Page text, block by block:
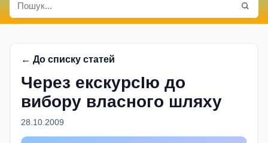
← До списку статей
Через екскурсIю до
вибору власного шляху
28.10.2009